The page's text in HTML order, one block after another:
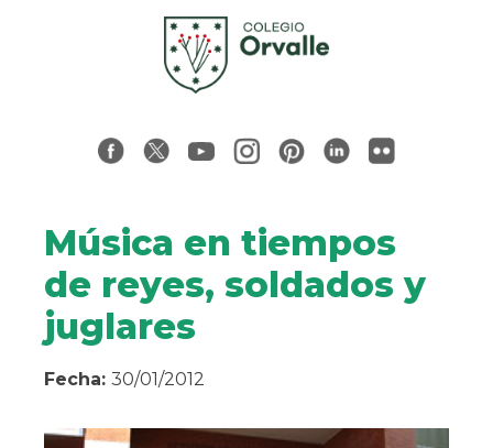
Música en tiempos
de reyes, soldados y
juglares
Fecha: 30/01/2012